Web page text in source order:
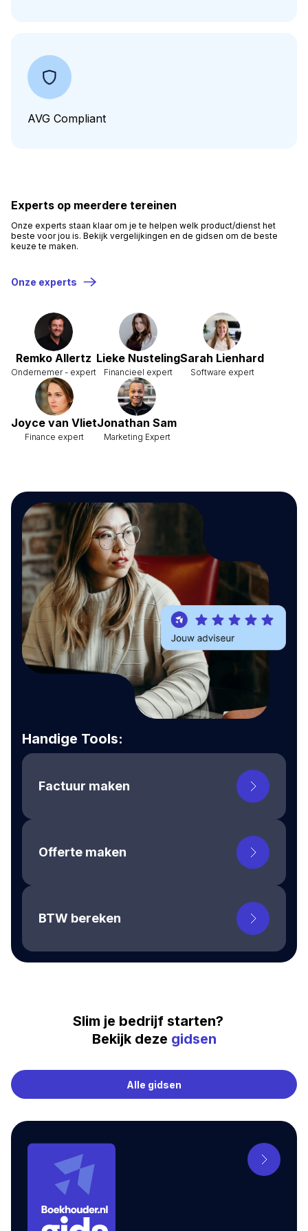
AVG Compliant
Experts op meerdere tereinen
Onze experts staan klaar om je te helpen welk product/dienst het
beste voor jou is. Bekijk vergelijkingen en de gidsen om de beste
keuze te maken.
Onze experts
Remko Allertz
Ondernemer - expert
Lieke Nusteling
Financieel expert
Sarah Lienhard
Software expert
Joyce van Vliet
Finance expert
Jonathan Sam
Marketing Expert
Handige Tools:
Factuur maken
Offerte maken
BTW bereken
Slim je bedrijf starten?
Bekijk deze gidsen
Alle gidsen